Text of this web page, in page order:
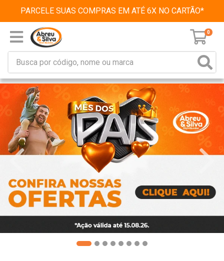
PARCELE SUAS COMPRAS EM ATÉ 6X NO CARTÃO*
0